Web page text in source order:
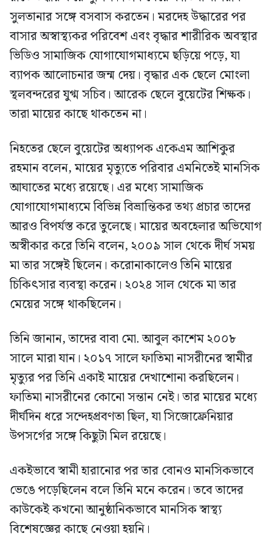
সুলতানার সঙ্গে বসবাস করতেন। মরদেহ উদ্ধারের পর
বাসার অস্বাস্থ্যকর পরিবেশ এবং বৃদ্ধার শারীরিক অবস্থার
ভিডিও সামাজিক যোগাযোগমাধ্যমে ছড়িয়ে পড়ে, যা
ব্যাপক আলোচনার জন্ম দেয়। বৃদ্ধার এক ছেলে মোংলা
স্থলবন্দরের যুগ্ম সচিব। আরেক ছেলে বুয়েটের শিক্ষক।
তারা মায়ের কাছে থাকতেন না।
নিহতের ছেলে বুয়েটের অধ্যাপক একেএম আশিকুর
রহমান বলেন, মায়ের মৃত্যুতে পরিবার এমনিতেই মানসিক
আঘাতের মধ্যে রয়েছে। এর মধ্যে সামাজিক
যোগাযোগমাধ্যমে বিভিন্ন বিভ্রান্তিকর তথ্য প্রচার তাদের
আরও বিপর্যস্ত করে তুলেছে। মায়ের অবহেলার অভিযোগ
অস্বীকার করে তিনি বলেন, ২০০৯ সাল থেকে দীর্ঘ সময়
মা তার সঙ্গেই ছিলেন। করোনাকালেও তিনি মায়ের
চিকিৎসার ব্যবস্থা করেন। ২০২৪ সাল থেকে মা তার
মেয়ের সঙ্গে থাকছিলেন।
তিনি জানান, তাদের বাবা মো. আবুল কাশেম ২০০৮
সালে মারা যান। ২০১৭ সালে ফাতিমা নাসরীনের স্বামীর
মৃত্যুর পর তিনি একাই মায়ের দেখাশোনা করছিলেন।
ফাতিমা নাসরীনের কোনো সন্তান নেই। তার মায়ের মধ্যে
দীর্ঘদিন ধরে সন্দেহপ্রবণতা ছিল, যা সিজোফ্রেনিয়ার
উপসর্গের সঙ্গে কিছুটা মিল রয়েছে।
একইভাবে স্বামী হারানোর পর তার বোনও মানসিকভাবে
ভেঙে পড়েছিলেন বলে তিনি মনে করেন। তবে তাদের
কাউকেই কখনো আনুষ্ঠানিকভাবে মানসিক স্বাস্থ্য
বিশেষজ্ঞের কাছে নেওয়া হয়নি।